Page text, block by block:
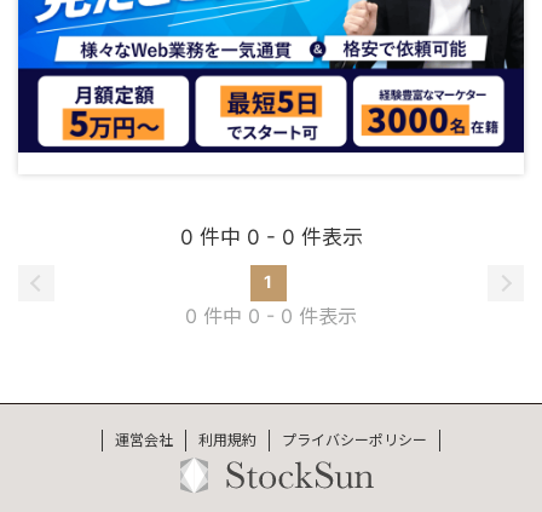
0 件中 0 - 0 件表示
1
0 件中 0 - 0 件表示
運営会社 利用規約 プライバシーポリシー